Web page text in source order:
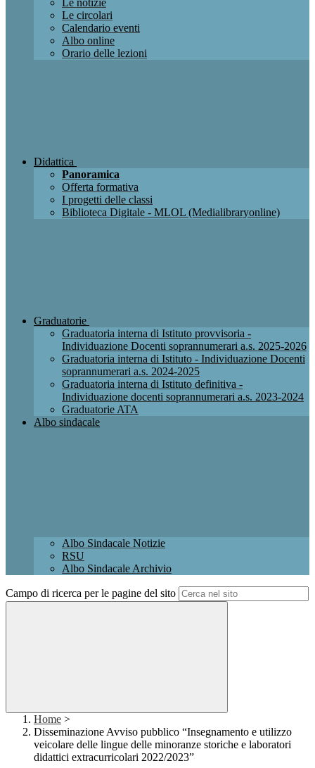
Le notizie
Le circolari
Calendario eventi
Albo online
Orario delle lezioni
Didattica
Panoramica
Offerta formativa
I progetti delle classi
Biblioteca Digitale - MLOL (Medialibraryonline)
Graduatorie
Graduatoria interna di Istituto provvisoria -
Individuazione Docenti soprannumerari a.s. 2025-2026
Graduatoria interna di Istituto - Individuazione Docenti
soprannumerari a.s. 2024-2025
Graduatoria interna di Istituto definitiva -
Individuazione docenti soprannumerari a.s. 2023-2024
Graduatorie ATA
Albo sindacale
Albo Sindacale Notizie
RSU
Albo Sindacale Archivio
Campo di ricerca per le pagine del sito
Home >
Disseminazione Avviso pubblico “Insegnamento e utilizzo
veicolare delle lingue delle minoranze storiche e laboratori
didattici extracurricolari 2022/2023”